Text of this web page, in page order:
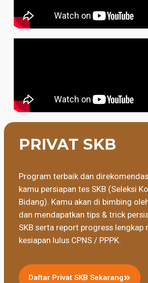
PRIVAT SKB
Program terbaik dan
kamu persiapan tes SKB (Seleksi
Bidang). Kamu akan di bimbing
dan mendapatkan tips & trick
SKB serta report progress lengkap
kesiapan lulus CPNS / PPPK.
Daftar Privat SKB Sekarang